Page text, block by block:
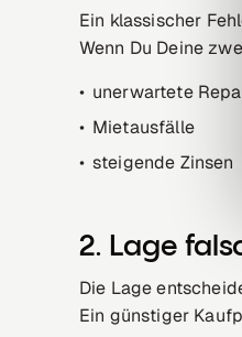
Ein klassischer
Wenn Du Deine
unerwartete
Mietausfälle
steigende Zinsen
2. Lage
Die Lage
Ein günstiger